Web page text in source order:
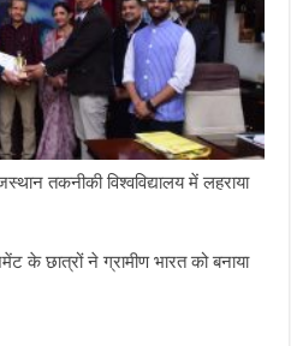
तकनीकी विश्वविद्यालय में लहराया
के छात्रों ने ग्रामीण भारत को बनाया